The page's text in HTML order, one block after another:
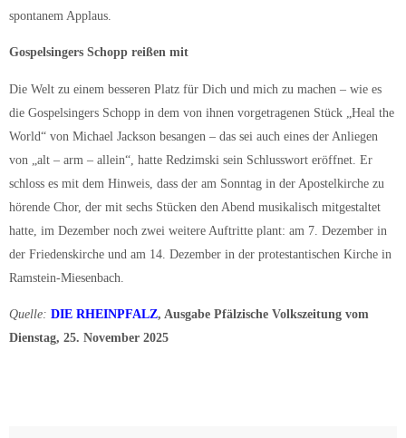
spontanem Applaus.
Gospelsingers Schopp reißen mit
Die Welt zu einem besseren Platz für Dich und mich zu machen – wie es
die Gospelsingers Schopp in dem von ihnen vorgetragenen Stück „Heal the
World“ von Michael Jackson besangen – das sei auch eines der Anliegen
von „alt – arm – allein“, hatte Redzimski sein Schlusswort eröffnet. Er
schloss es mit dem Hinweis, dass der am Sonntag in der Apostelkirche zu
hörende Chor, der mit sechs Stücken den Abend musikalisch mitgestaltet
hatte, im Dezember noch zwei weitere Auftritte plant: am 7. Dezember in
der Friedenskirche und am 14. Dezember in der protestantischen Kirche in
Ramstein-Miesenbach.
Quelle: DIE RHEINPFALZ, Ausgabe Pfälzische Volkszeitung vom
Dienstag, 25. November 2025